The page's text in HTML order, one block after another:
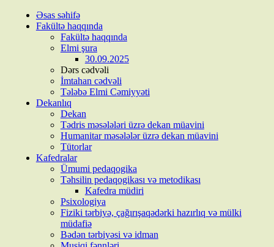
Əsas səhifə
Fakültə haqqında
Fakültə haqqında
Elmi şura
30.09.2025
Dərs cədvəli
İmtahan cədvəli
Tələbə Elmi Cəmiyyəti
Dekanlıq
Dekan
Tədris məsələləri üzrə dekan müavini
Humanitar məsələlər üzrə dekan müavini
Tütorlar
Kafedralar
Ümumi pedaqogika
Təhsilin pedaqogikası və metodikası
Kafedra müdiri
Psixologiya
Fiziki tərbiyə, çağırışaqədərki hazırlıq və mülki
müdafiə
Bədən tərbiyəsi və idman